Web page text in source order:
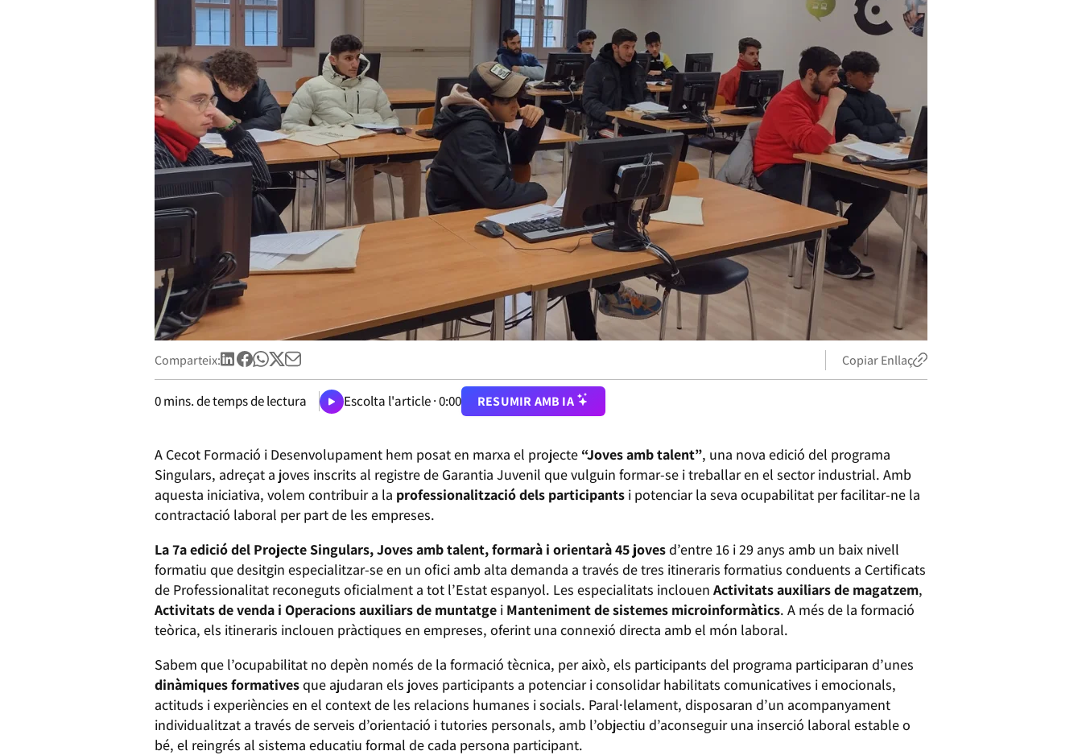
Comparteix: Copiar Enllaç
0mins. de temps de lectura Escolta l'article ·0:00 RESUMIR AMB IA
A Cecot Formació i Desenvolupament hem posat en marxa el projecte “Joves amb talent”, una nova edició del programa
Singulars, adreçat a joves inscrits al registre de Garantia Juvenil que vulguin formar-se i treballar en el sector industrial. Amb
aquesta iniciativa, volem contribuir a la professionalització dels participants i potenciar la seva ocupabilitat per facilitar-ne la
contractació laboral per part de les empreses.
La 7a edició del Projecte Singulars, Joves amb talent, formarà i orientarà 45 jovesd’entre 16 i 29 anys amb un baix nivell
formatiu que desitgin especialitzar-se en un ofici amb alta demanda a través de tres itineraris formatius conduents a Certificats
de Professionalitat reconeguts oficialment a tot l’Estat espanyol. Les especialitats inclouen Activitats auxiliars de magatzem,
Activitats de venda i Operacions auxiliars de muntatge i Manteniment de sistemes microinformàtics. A més de la formació
teòrica, els itineraris inclouen pràctiques en empreses, oferint una connexió directa amb el món laboral.
Sabem que l’ocupabilitat no depèn només de la formació tècnica, per això, els participants del programa participaran d’unes
dinàmiques formativesque ajudaran els joves participants a potenciar i consolidar habilitats comunicatives i emocionals,
actituds i experiències en el context de les relacions humanes i socials. Paral·lelament, disposaran d’un acompanyament
individualitzat a través de serveis d’orientació i tutories personals, amb l’objectiu d’aconseguir una inserció laboral estable o
bé, el reingrés al sistema educatiu formal de cada persona participant.